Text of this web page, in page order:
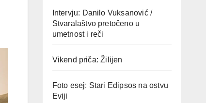
Intervju: Danilo Vuksanović /
Stvaralaštvo pretočeno u
umetnost i reči
Vikend priča: Žilijen
Foto esej: Stari Edipsos na ostvu
Eviji